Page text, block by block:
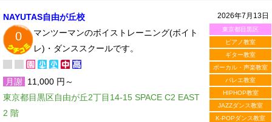
2026年7月13日
東京都目黒区
ピアノ教室
ギター教室
ボーカル・声楽教室
バレエ教室
HIPHOP教室
JAZZダンス教室
K-POPダンス教室
NAYUTAS自由が丘校
0
マンツーマンのボイストレーニング(ボイト
レ)・ダンススクールです。
月謝 11,000 円～
東京都目黒区自由が丘2丁目14-15 SPACE C2 EAST
2 階